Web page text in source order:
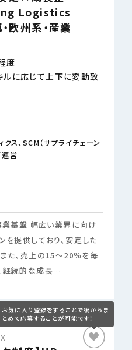
Logistics
欧州系・産業
度
に応じて上下に変動致
クス SCM（サプライチェーン
運営
業基盤 幅広い業界に向け
を提供しており、安定した
た、売上の15～20％を毎
継続的な成長…